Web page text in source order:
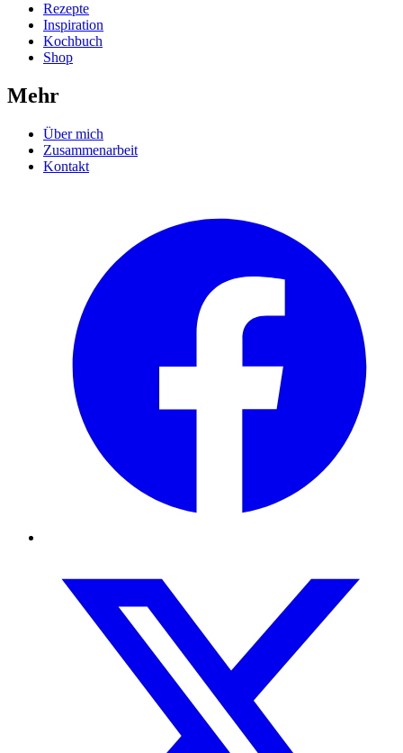
Rezepte
Inspiration
Kochbuch
Shop
Mehr
Über mich
Zusammenarbeit
Kontakt